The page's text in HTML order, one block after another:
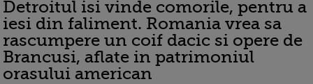
Detroitul isi vinde comorile, pentru a
iesi din faliment. Romania vrea sa
rascumpere un coif dacic si opere de
Brancusi, aflate in patrimoniul
orasului american